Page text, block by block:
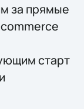
за прямые
старт